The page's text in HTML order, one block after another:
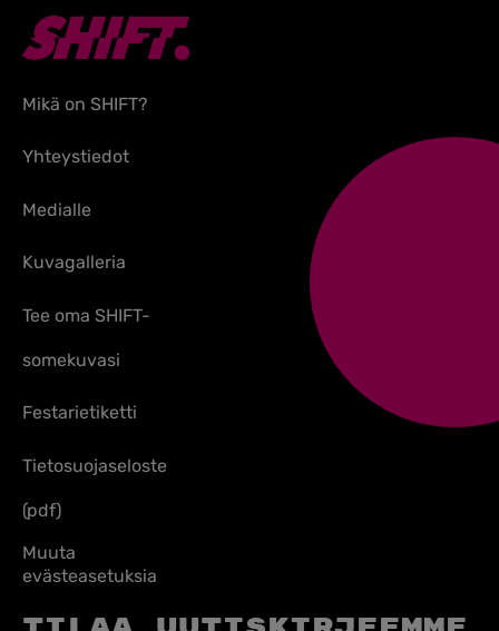
Mikä on SHIFT?
Yhteystiedot
Medialle
Kuvagalleria
Tee oma SHIFT-
somekuvasi
Festarietiketti
Tietosuojaseloste
(pdf)
Muuta
evästeasetuksia